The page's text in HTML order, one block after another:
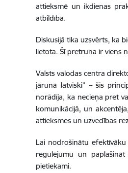
attieksmē un ikdienas
atbildība.
Diskusijā tika uzsvērts, ka
lietota. Šī pretruna ir viens
Valsts valodas centra
jārunā latviski” – šis
norādīja, ka necieņa pret
komunikācijā, un
attieksmes un uzvedības
Lai nodrošinātu efektīvāku
regulējumu un
pietiekami.